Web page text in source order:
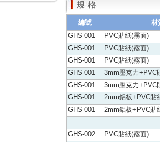
編號
材
GHS-001
PVC貼紙(霧面)
GHS-001
PVC貼紙(霧面)
GHS-001
PVC貼紙(霧面)
GHS-001
3mm壓克力+PVC
GHS-001
3mm壓克力+PVC
GHS-001
2mm鋁板+PVC貼
GHS-001
2mm鋁板+PVC貼
GHS-002
PVC貼紙(霧面)